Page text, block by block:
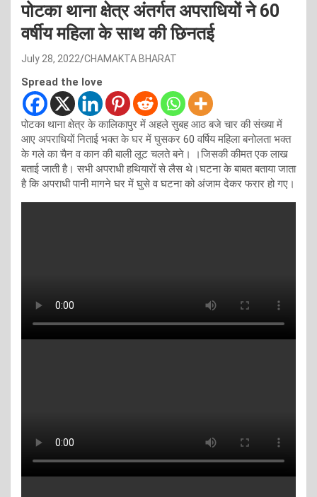
पोटका थाना क्षेत्र अंतर्गत अपराधियों ने 60
वर्षीय महिला के साथ की छिनतई
July 28, 2022 CHAMAKTA BHARAT
Spread the love
पोटका थाना क्षेत्र के कालिकापुर में अहले सुबह आठ बजे चार की संख्या में
आए अपराधियों निताई भक्त के घर में घुसकर 60 वर्षिय महिला बनोलता भक्त
के गले का चैन व कान की बाली लूट चलते बने। ।जिसकी कीमत एक लाख
बताई जाती है। सभी अपराधी हथियारों से लैस थे।घटना के बाबत बताया जाता
है कि अपराधी पानी मागने घर में घुसे व घटना को अंजाम देकर फरार हो गए।